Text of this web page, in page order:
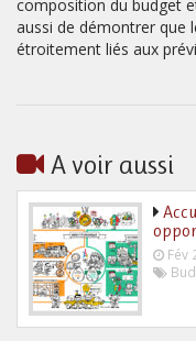
composition du budget
aussi de démontrer que
étroitement liés aux
A voir aussi
Fév